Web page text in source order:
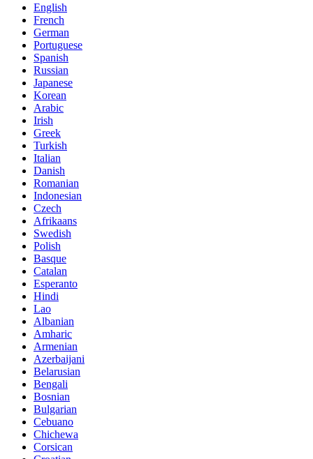
English
French
German
Portuguese
Spanish
Russian
Japanese
Korean
Arabic
Irish
Greek
Turkish
Italian
Danish
Romanian
Indonesian
Czech
Afrikaans
Swedish
Polish
Basque
Catalan
Esperanto
Hindi
Lao
Albanian
Amharic
Armenian
Azerbaijani
Belarusian
Bengali
Bosnian
Bulgarian
Cebuano
Chichewa
Corsican